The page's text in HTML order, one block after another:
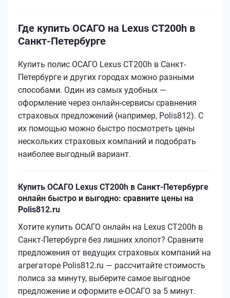
Где купить ОСАГО на Lexus CT200h в
Санкт-Петербурге
Купить полис ОСАГО Lexus CT200h в Санкт-
Петербурге и других городах можно разными
способами. Один из самых удобных —
оформление через онлайн-сервисы сравнения
страховых предложений (например, Polis812). С
их помощью можно быстро посмотреть цены
нескольких страховых компаний и подобрать
наиболее выгодный вариант.
Купить ОСАГО Lexus CT200h в Санкт-Петербурге
онлайн быстро и выгодно: сравните цены на
Polis812.ru
Хотите купить ОСАГО онлайн на Lexus CT200h в
Санкт-Петербурге без лишних хлопот? Сравните
предложения от ведущих страховых компаний на
агрегаторе Polis812.ru — рассчитайте стоимость
полиса за минуту, выберите самое выгодное
предложение и оформите е‑ОСАГО за 5 минут.